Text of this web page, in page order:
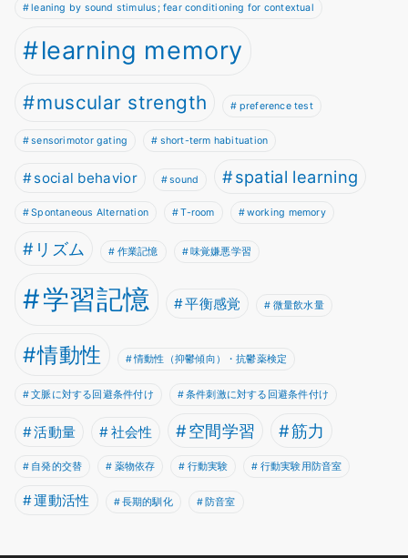
leaning by sound stimulus; fear conditioning for contextual
learning memory
muscular strength preference test
sensorimotor gating short-term habituation
social behavior sound spatial learning
Spontaneous Alternation T-room working memory
リズム 作業記憶 味覚嫌悪学習
学習記憶 平衡感覚 微量飲水量
情動性 情動性（抑鬱傾向）・抗鬱薬検定
文脈に対する回避条件付け 条件刺激に対する回避条件付け
活動量 社会性 空間学習 筋力
自発的交替 薬物依存 行動実験 行動実験用防音室
運動活性 長期的馴化 防音室